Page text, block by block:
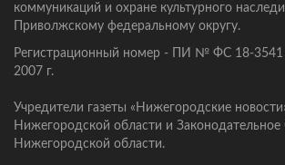
коммуникаций и охране культурного
Приволжскому федеральному округу.
Регистрационный номер - ПИ № ФС 18-3541
2007 г.
Учредители газеты «Нижегородские
Нижегородской области и Законодательное
Нижегородской области.